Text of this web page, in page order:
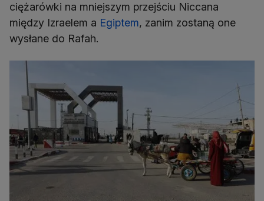
ciężarówki na mniejszym przejściu Niccana
między Izraelem a Egiptem, zanim zostaną one
wysłane do Rafah.